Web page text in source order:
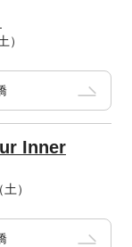
）
Inner
）